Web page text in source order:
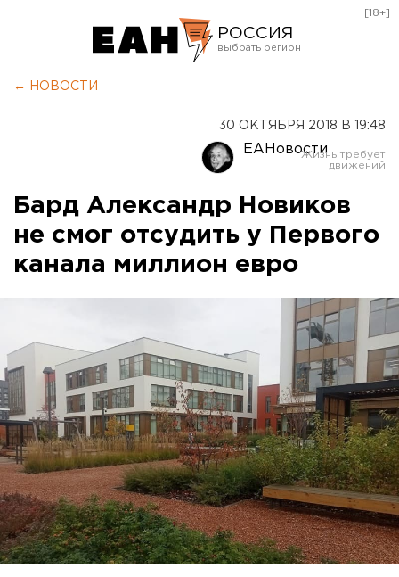
РОССИЯ
Оренбург
[18+]
← НОВОСТИ
30 ОКТЯБРЯ 2018 В 19:48
ЕАНовости
Бард Александр Новиков
не смог отсудить у Первого
канала миллион евро